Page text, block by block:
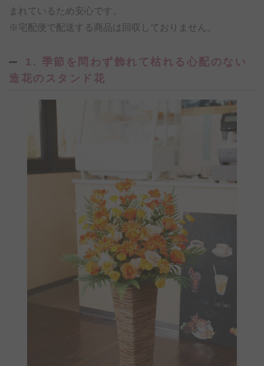
まれているため安心です。
※宅配便で配送する商品は回収しておりません。
1. 季節を問わず飾れて枯れる心配のない
造花のスタンド花